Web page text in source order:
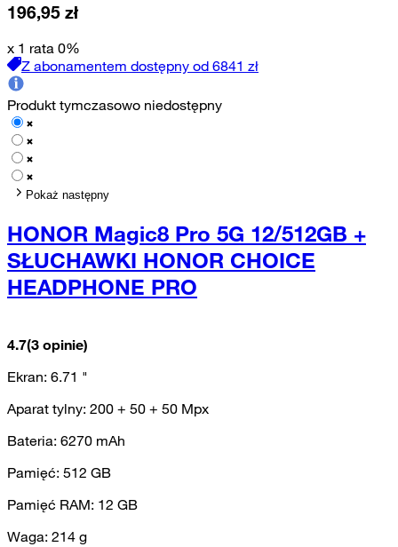
196,95 zł
x 1 rata 0%
Z abonamentem dostępny od 6841 zł
Produkt tymczasowo niedostępny
Pokaż następny
HONOR Magic8 Pro 5G 12/512GB +
SŁUCHAWKI HONOR CHOICE
HEADPHONE PRO
4.7(3 opinie)
Ekran: 6.71 "
Aparat tylny: 200 + 50 + 50 Mpx
Bateria: 6270 mAh
Pamięć: 512 GB
Pamięć RAM: 12 GB
Waga: 214 g